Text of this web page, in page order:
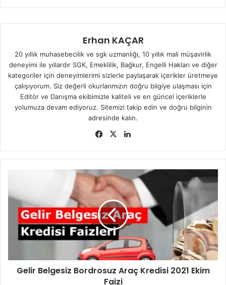
gerçekleştirilebilmektedir.
adımlar ile gerçekleşmektedir: (bkz:Sağlık Bakanlığı
MHRS’den randevu alabilmek için önce sisteme kayıt
yapılması gerekmektedir.
https://mhrs.gov.tr/ adresine gidilerek “Üye Ol”
seçeneğine tıklanır.
yeri, anne ve baba adı gibi kişisel bilgiler girilerek
üyelik işlemleri başlamaktadır.
Ardından güvenlik önlemleri için iletişim bilgileri
istenmektedir. Doğrulama yapıldıktan sonra kayıt
işlemi tamamlanır ve randevu işlemine geçilir.
Randevu alma işlemi, https://mhrs.gov.tr/vatandas/#/
internet sitesi üzerinden gerçekleştirilebilir.
Siteye giriş yapıldıktan sonra il bölümünde “Antalya”,
ilçe bölümünde de “Kaş” seçilir.
Devlet Hastanesi ” seçilir.
Erhan KAÇAR
20 yıllık muhasebecilik ve sgk uzmanlığı, 10 yıllık mali müşavirlik
deneyimi ile yıllardır SGK, Emeklilik, Bağkur, Engelli Hakları ve diğer
kategoriler için deneyimlerimi sizlerle paylaşarak içerikler üretmeye
çalışıyorum. Siz değerli okurlarımızın doğru bilgiye ulaşması için
Editör ve Danışma ekibimizle kaliteli ve en güncel içeriklerle
yolumuza devam ediyoruz. Sitemizi takip edin ve doğru bilginin
adresinde kalın.
Facebook
X
Bordrosuz
Araç
Kredisi
2021
Ekim
Gelir Belgesiz Bordrosuz Araç Kredisi 2021 Ekim
Faizi